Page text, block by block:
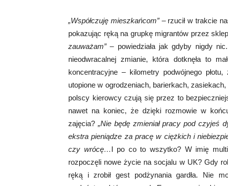
„Współczuję mieszkańcom”– rzucił w trakcie
pokazując ręką na grupkę migrantów przez
zauważam”– powiedziała jak gdyby nigdy
nieodwracalnej zmianie, która dotknęła to
koncentracyjne – kilometry podwójnego
utopione w ogrodzeniach, barierkach,
polscy kierowcy czują się przez to
nawet na koniec, że dzięki rozmowie w
zajęcia? „Nie będę zmieniał pracy pod czyjeś
ekstra pieniądze za pracę w ciężkich i
czy wrócę…I po co to wszytko? W imię
rozpoczęli nowe życie na socjalu w UK? Gdy
ręką i zrobił gest podżynania gardła. Nie